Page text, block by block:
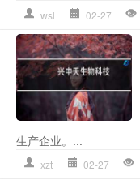
wsl 02-27
生产企业。...
xzt 02-27